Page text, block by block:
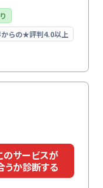
はアプリ、
ブラウザから利用
や、報告書を提出
用開始後の相談・
月時点）
からの★評判4.0以上
のサービスが
うか診断する